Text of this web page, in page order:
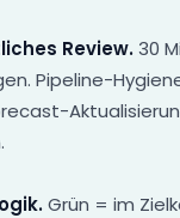
Review.30
Pipeline-
Grün = im